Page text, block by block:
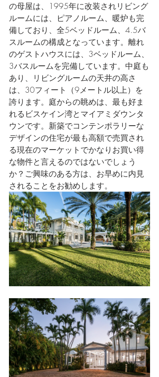
の母屋は、1995年に改装されリビング
ルームには、ピアノルーム、暖炉も完
備しており、全5ベッドルーム、4.5バ
スルームの構成となっています。離れ
のゲストハウスには、3ベッドルーム、
3バスルームを完備しています。中庭も
あり、リビングルームの天井の高さ
は、30フィート（9メートル以上）を
誇ります。庭からの眺めは、最も好ま
れるビスケイン湾とマイアミダウンタ
ウンです。新築でコンテンポラリーな
デザインの住宅が最も高額で売買され
る現在のマーケットでかなりお買い得
な物件と言えるのではないでしょう
か？ご興味のある方は、お早めに内見
されることをお勧めします。